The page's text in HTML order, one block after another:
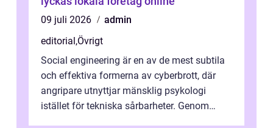
09 juli 2026
admin
editorial,Övrigt
Social engineering är en av de mest subtila
och effektiva formerna av cyberbrott, där
angripare utnyttjar mänsklig psykologi
istället för tekniska sårbarheter. Genom